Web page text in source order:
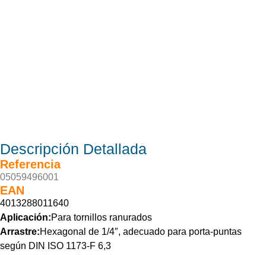
Descripción Detallada
Referencia
05059496001
EAN
4013288011640
Aplicación:Para tornillos ranurados
Arrastre:Hexagonal de 1/4″, adecuado para porta-puntas
según DIN ISO 1173-F 6,3